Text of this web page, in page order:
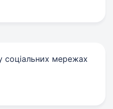
соціальних мережах